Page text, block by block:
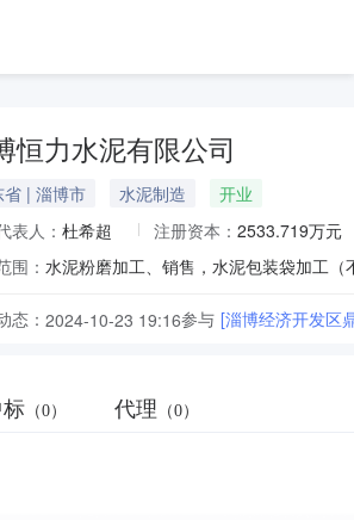
恒力水泥有限公司
省 | 淄博市 水泥制造
开业
表人： 杜希超 注册资本： 2533.719万元
围： 水泥粉磨加工、销售，水泥包装袋加工
态： 2024-10-23 19:16参与 [淄博经济开发区
标 （0） 代理 （0）